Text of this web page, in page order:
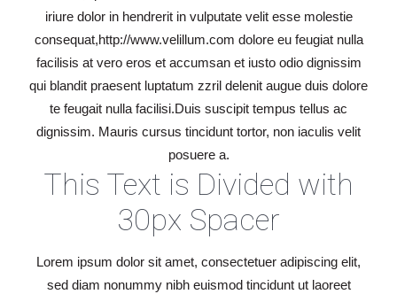
iriure dolor in hendrerit in vulputate velit esse molestie
consequat,http://www.velillum.com dolore eu feugiat nulla
facilisis at vero eros et accumsan et iusto odio dignissim
qui blandit praesent luptatum zzril delenit augue duis dolore
te feugait nulla facilisi.Duis suscipit tempus tellus ac
dignissim. Mauris cursus tincidunt tortor, non iaculis velit
posuere a.
This Text is Divided with
30px Spacer
Lorem ipsum dolor sit amet, consectetuer adipiscing elit,
sed diam nonummy nibh euismod tincidunt ut laoreet